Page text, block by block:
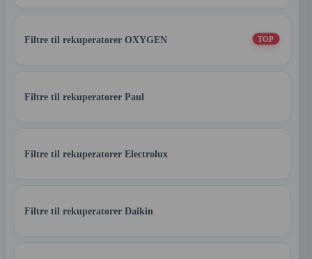
Filtre til rekuperatorer OXYGEN TOP
Filtre til rekuperatorer Paul
Filtre til rekuperatorer Electrolux
Filtre til rekuperatorer Daikin